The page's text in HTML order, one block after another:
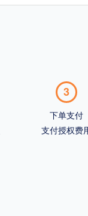
3
下单支付
支付授权费